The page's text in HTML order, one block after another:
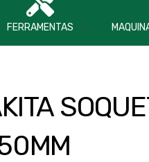
FERRAMENTAS